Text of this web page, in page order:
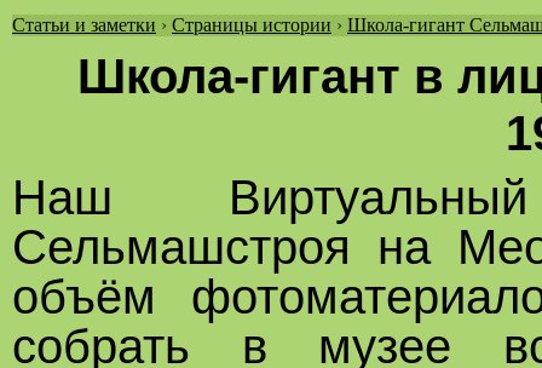
здесь
Статьи и заметки › Страницы истории › Школа-гигант
Школа-гигант в
Наш
Сельмашстроя на
объём
собрать в музее